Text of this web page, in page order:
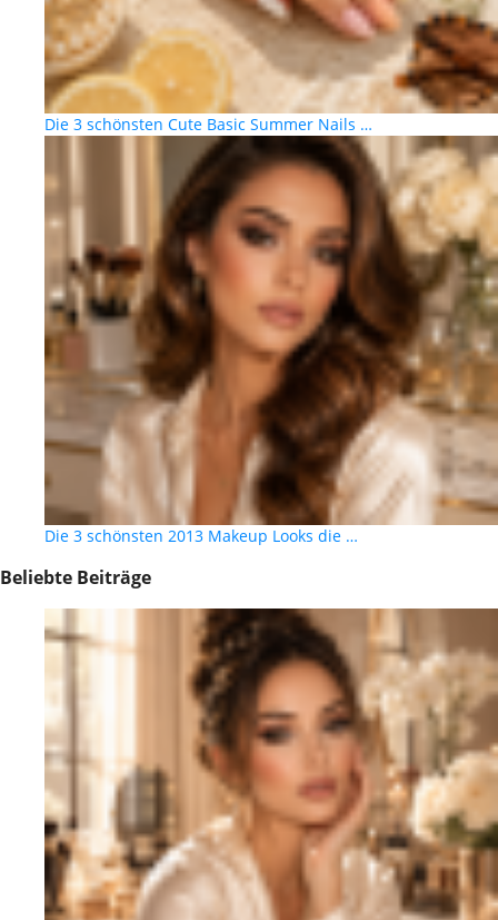
Die 3 schönsten Cute Basic Summer Nails …
Die 3 schönsten 2013 Makeup Looks die …
Beliebte Beiträge